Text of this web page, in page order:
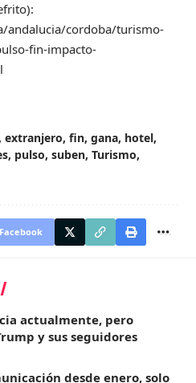
andalucia/cordoba/turismo-
fin-impacto-
extranjero, fin, gana, hotel,
, pulso, suben, Turismo,
Facebook
actualmente, pero
y sus seguidores
desde enero, solo